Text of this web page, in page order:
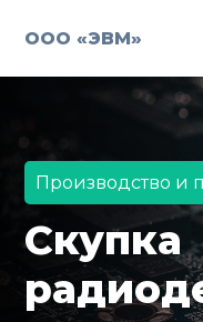
ООО «ЭВМ»
Производство и
Скупка